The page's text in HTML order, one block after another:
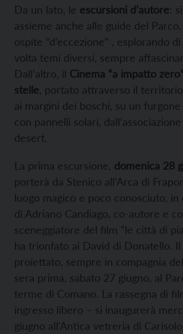
Da un lato, le escursioni d’autore:
assieme anche alle guide del
ospite ”d’eccezione” , esplorando
volta temi diversi, sempre
Dall’altro, il Cinema “a impatto
stelle , portato attraverso il
ai margini dei boschi, su un
con pannelli solari,
desert.
La prima escursione, domenica 28
porterà da Stenico all’Arca di
luogo magico e poco conosciuto, in
di Adriano Candiago, co-autore e
sceneggiatore del film “le città di
ha trionfato ai David di Donatello. Il
proiettato, sempre in compagnia
sera prima, sabato 27 giugno, al
terme di Comano. La rassegna di
ingresso libero – si inaugurerà
giugno all’Antica vetreria di